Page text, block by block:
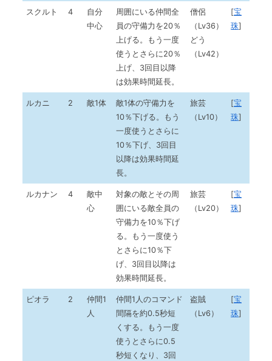
スクルト 4
自分
中心
周囲にいる仲間全
員の守備力を20％
上げる。もう一度
使うとさらに20％
上げ、3回目以降
は効果時間延長。
僧侶
（Lv36）
どう
（Lv42）
[宝
珠]
ルカニ 2 敵1体
敵1体の守備力を
10％下げる。もう
一度使うとさらに
10％下げ、3回目
以降は効果時間延
長。
旅芸
（Lv10）
[宝
珠]
ルカナン 4
敵中
心
対象の敵とその周
囲にいる敵全員の
守備力を10％下げ
る。もう一度使う
とさらに10％下
げ、3回目以降は
効果時間延長。
旅芸
（Lv20）
[宝
珠]
ピオラ 2
仲間1
人
仲間1人のコマンド
間隔を約0.5秒短
くする。もう一度
使うとさらに0.5
秒短くなり、3回
盗賊
（Lv6）
[宝
珠]